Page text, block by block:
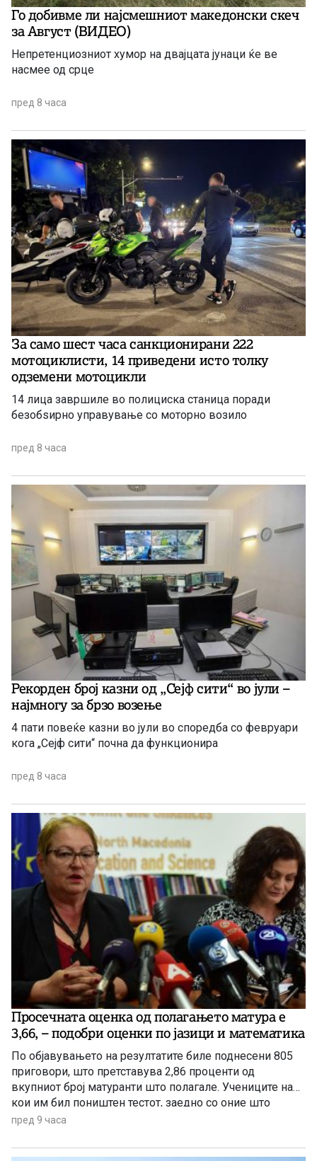
Го добивме ли најсмешниот македонски скеч
за Август (ВИДЕО)
Непретенциозниот хумор на двајцата јунаци ќе ве
насмее од срце
пред 8 часа
За само шест часа санкционирани 222
мотоциклисти, 14 приведени исто толку
одземени мотоцикли
14 лица завршиле во полициска станица поради
безобѕирно управување со моторно возило
пред 8 часа
Рекорден број казни од „Сејф сити“ во јули –
најмногу за брзо возење
4 пати повеќе казни во јули во споредба со февруари
кога „Сејф сити“ почна да функционира
пред 8 часа
Просечната оценка од полагањето матура е
3,66, – подобри оценки по јазици и математика
По објавувањето на резултатите биле поднесени 805
приговори, што претставува 2,86 проценти од
вкупниот број матуранти што полагале. Учениците на
кои им бил поништен тестот, заедно со оние што
отсуствувале во јуни, ќе може да полагаат во
пред 9 часа